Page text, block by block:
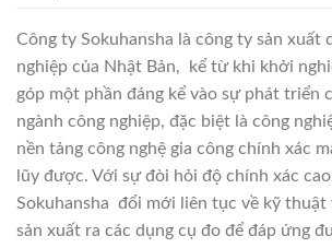
Công ty Sokuhansha là công ty sản xuất
nghiệp của Nhật Bản, kể từ khi khởi
góp một phần đáng kể vào sự phát triển
ngành công nghiệp, đặc biệt là công
nền tảng công nghệ gia công chính xác
lũy được. Với sự đòi hỏi độ chính xác
Sokuhansha đổi mới liên tục về kỹ thuật
sản xuất ra các dụng cụ đo để đáp ứng